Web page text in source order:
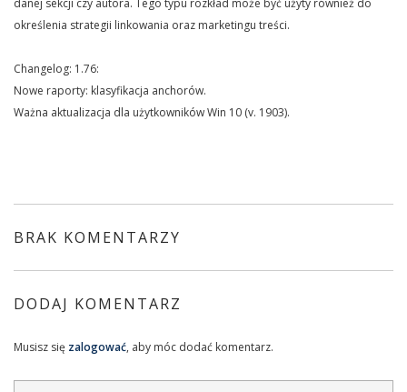
danej sekcji czy autora. Tego typu rozkład może być użyty również do
określenia strategii linkowania oraz marketingu treści.
Changelog: 1.76:
Nowe raporty: klasyfikacja anchorów.
Ważna aktualizacja dla użytkowników Win 10 (v. 1903).
BRAK KOMENTARZY
DODAJ KOMENTARZ
Musisz się zalogować, aby móc dodać komentarz.